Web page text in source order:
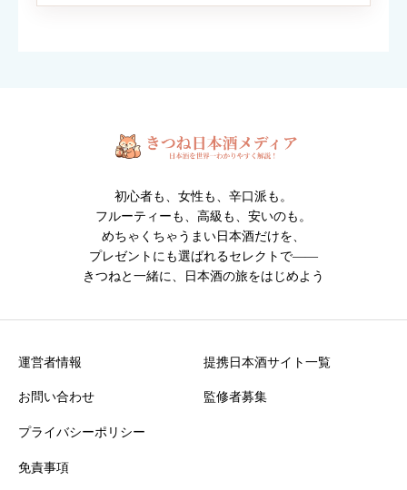
・投稿内容は運営確認後に公開されます
初心者も、女性も、辛口派も。
フルーティーも、高級も、安いのも。
めちゃくちゃうまい日本酒だけを、
プレゼントにも選ばれるセレクトで――
きつねと一緒に、日本酒の旅をはじめよう
運営者情報
お問い合わせ
プライバシーポリシー
免責事項
提携日本酒サイト一覧
監修者募集